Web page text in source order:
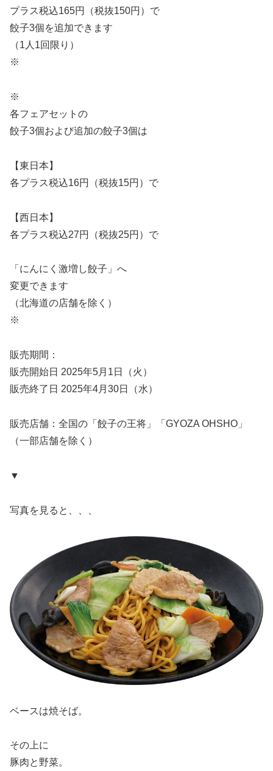
プラス税込165円（税抜150円）で
餃子3個を追加できます
（1人1回限り）
※
※
各フェアセットの
餃子3個および追加の餃子3個は
【東日本】
各プラス税込16円（税抜15円）で
【西日本】
各プラス税込27円（税抜25円）で
「にんにく激増し餃子」へ
変更できます
（北海道の店舗を除く）
※
販売期間：
販売開始日 2025年5月1日（火）
販売終了日 2025年4月30日（水）
販売店舗：全国の「餃子の王将」「GYOZA OHSHO」
（一部店舗を除く）
▼
写真を見ると、、、
ベースは焼そば。
その上に
豚肉と野菜。